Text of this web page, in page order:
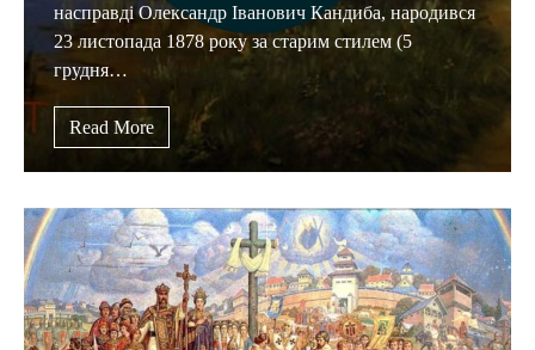
насправді Олександр Іванович Кандиба, народився
23 листопада 1878 року за старим стилем (5
грудня…
Read More